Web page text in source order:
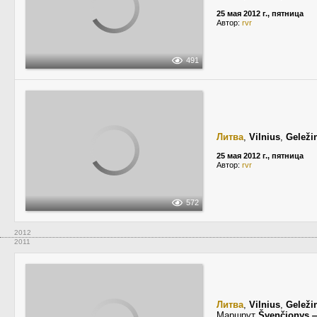
491
25 мая 2012 г., пятница
Автор: rvr
572
Литва, Vilnius,
25 мая 2012 г., пятница
Автор: rvr
2012
2011
Литва, Vilnius,